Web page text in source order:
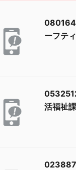
ーフテ
活福祉課